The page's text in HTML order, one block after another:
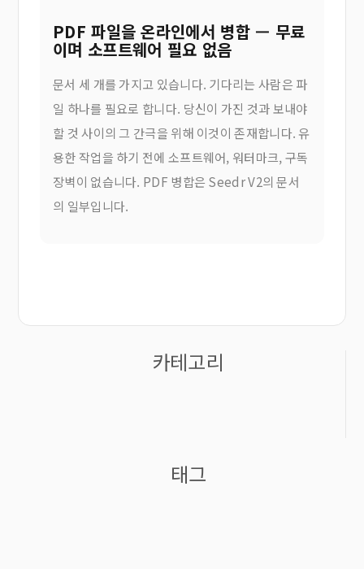
PDF 파일을 온라인에서 병합 — 무료
이며 소프트웨어 필요 없음
문서 세 개를 가지고 있습니다. 기다리는 사람은 파
일 하나를 필요로 합니다. 당신이 가진 것과 보내야
할 것 사이의 그 간극을 위해 이것이 존재합니다. 유
용한 작업을 하기 전에 소프트웨어, 워터마크, 구독
장벽이 없습니다. PDF 병합은 Seedr V2의 문서
의 일부입니다.
카테고리
태그